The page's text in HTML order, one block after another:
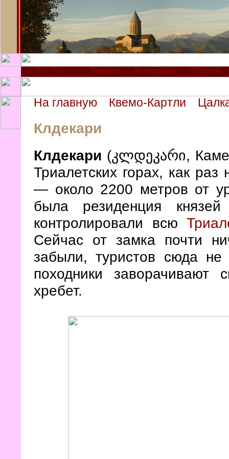
Новости Фотографии О Грузии
На главную Квемо-Картли
Клдекари
Клдекари (კლდეკარი,
Триалетских горах, как
— около 2200 метров от
была резиденция
контролировали всю
Сейчас от замка почти
забыли, туристов сюда не
походники заворачивают
хребет.